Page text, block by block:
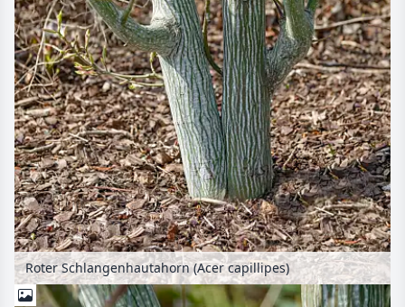
Roter Schlangenhautahorn (Acer capillipes)